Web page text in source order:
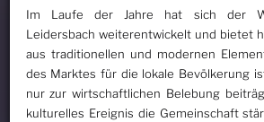
Im Laufe der Jahre hat sich der
Leidersbach weiterentwickelt und bietet
aus traditionellen und modernen
des Marktes für die lokale Bevölkerung
nur zur wirtschaftlichen Belebung
kulturelles Ereignis die Gemeinschaft